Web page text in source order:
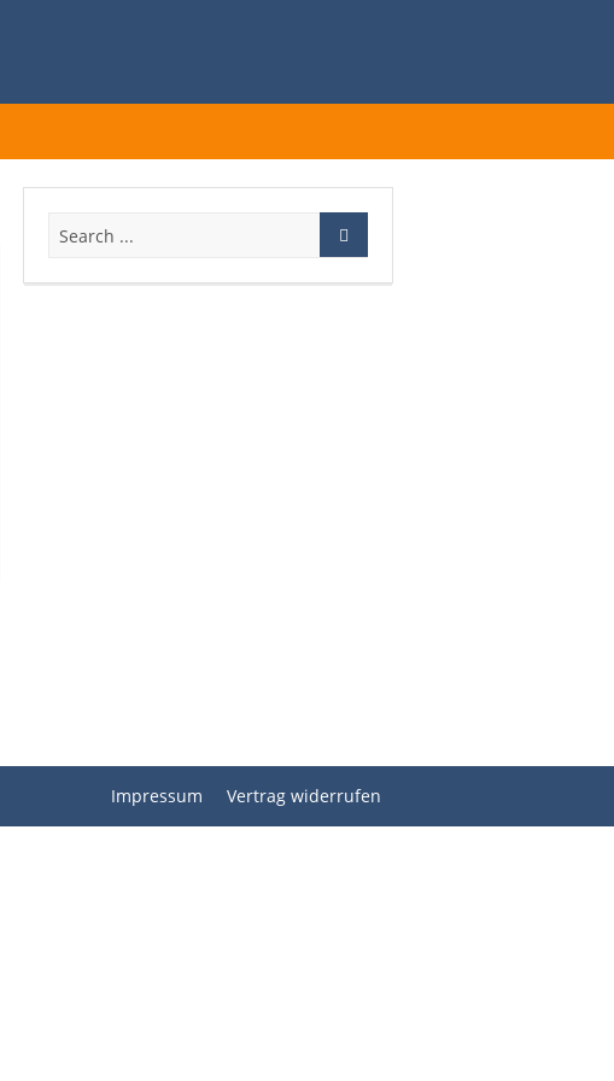
Impressum Vertrag widerrufen